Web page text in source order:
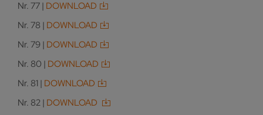
Nr. 77 | DOWNLOAD
Nr. 78 | DOWNLOAD
Nr. 79 | DOWNLOAD
Nr. 80 | DOWNLOAD
Nr. 81 | DOWNLOAD
Nr. 82 | DOWNLOAD